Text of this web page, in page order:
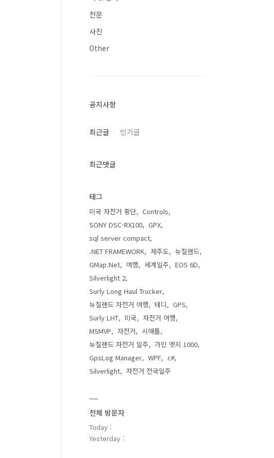
천문
사진
Other
공지사항
최근글 인기글
최근댓글
태그
미국 자전거 횡단
Controls
SONY DSC-RX100
GPX
sql server compact
.NET FRAMEWORK
제주도
뉴질랜드
GMap.Net
여행 세계일주
EOS 6D
Silverlight 2
Surly Long Haul Trucker
뉴질랜드 자전거 여행
테디
GPS
Surly LHT
미국
자전거 여행
MSMVP
자전거
시애틀
뉴질랜드 자전거 일주
가민 엣지 1000
GpsLog Manager
WPF
c#
Silverlight
자전거 전국일주
전체 방문자
Today :
Yesterday :